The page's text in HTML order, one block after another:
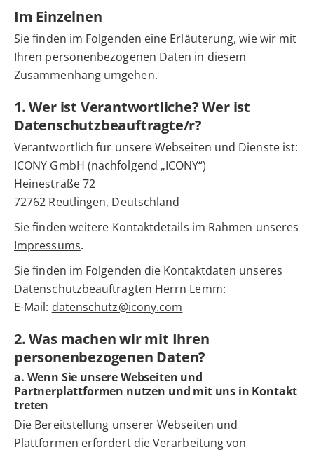
Im Einzelnen
Sie finden im Folgenden eine Erläuterung, wie wir mit
Ihren personenbezogenen Daten in diesem
Zusammenhang umgehen.
1. Wer ist Verantwortliche? Wer ist
Datenschutzbeauftragte/r?
Verantwortlich für unsere Webseiten und Dienste ist:
ICONY GmbH (nachfolgend „ICONY“)
Heinestraße 72
72762 Reutlingen, Deutschland
Sie finden weitere Kontaktdetails im Rahmen unseres
Impressums.
Sie finden im Folgenden die Kontaktdaten unseres
Datenschutzbeauftragten Herrn Lemm:
E-Mail: datenschutz@icony.com
2. Was machen wir mit Ihren
personenbezogenen Daten?
a. Wenn Sie unsere Webseiten und
Partnerplattformen nutzen und mit uns in Kontakt
treten
Die Bereitstellung unserer Webseiten und
Plattformen erfordert die Verarbeitung von